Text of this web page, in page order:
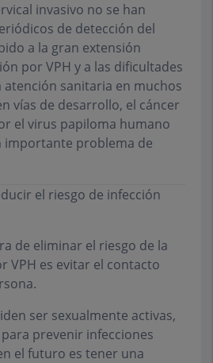
invasivo no se han
de detección del
a la gran extensión
por VPH y a las dificultades
atención sanitaria en muchos
vías de desarrollo, el cáncer
el virus papiloma humano
importante problema de
el riesgo de infección
de eliminar el riesgo de la
VPH es evitar el contacto
ser sexualmente activas,
prevenir infecciones
el futuro es tener una